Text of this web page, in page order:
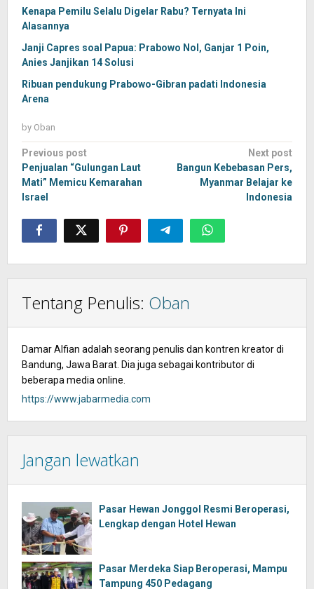
Kenapa Pemilu Selalu Digelar Rabu? Ternyata Ini
Alasannya
Janji Capres soal Papua: Prabowo Nol, Ganjar 1 Poin,
Anies Janjikan 14 Solusi
Ribuan pendukung Prabowo-Gibran padati Indonesia
Arena
by Oban
Post
navigation
Previous post
Penjualan “Gulungan Laut
Mati” Memicu Kemarahan
Israel
Next post
Bangun Kebebasan Pers,
Myanmar Belajar ke
Indonesia
Tentang Penulis: Oban
Damar Alfian adalah seorang penulis dan kontren kreator di
Bandung, Jawa Barat. Dia juga sebagai kontributor di
beberapa media online.
https://www.jabarmedia.com
Jangan lewatkan
Pasar Hewan Jonggol Resmi Beroperasi,
Lengkap dengan Hotel Hewan
Pasar Merdeka Siap Beroperasi, Mampu
Tampung 450 Pedagang